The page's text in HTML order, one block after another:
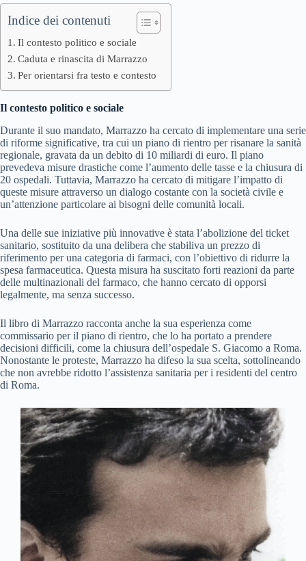
Indice dei contenuti
Il contesto politico e sociale
Caduta e rinascita di Marrazzo
Per orientarsi fra testo e contesto
Il contesto politico e sociale
Durante il suo mandato, Marrazzo ha cercato di implementare una serie
di riforme significative, tra cui un piano di rientro per risanare la sanità
regionale, gravata da un debito di 10 miliardi di euro. Il piano
prevedeva misure drastiche come l’aumento delle tasse e la chiusura di
20 ospedali. Tuttavia, Marrazzo ha cercato di mitigare l’impatto di
queste misure attraverso un dialogo costante con la società civile e
un’attenzione particolare ai bisogni delle comunità locali.
Una delle sue iniziative più innovative è stata l’abolizione del ticket
sanitario, sostituito da una delibera che stabiliva un prezzo di
riferimento per una categoria di farmaci, con l’obiettivo di ridurre la
spesa farmaceutica. Questa misura ha suscitato forti reazioni da parte
delle multinazionali del farmaco, che hanno cercato di opporsi
legalmente, ma senza successo.
Il libro di Marrazzo racconta anche la sua esperienza come
commissario per il piano di rientro, che lo ha portato a prendere
decisioni difficili, come la chiusura dell’ospedale S. Giacomo a Roma.
Nonostante le proteste, Marrazzo ha difeso la sua scelta, sottolineando
che non avrebbe ridotto l’assistenza sanitaria per i residenti del centro
di Roma.